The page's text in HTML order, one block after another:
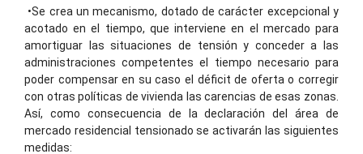
•Se crea un mecanismo, dotado de carácter excepcional y
acotado en el tiempo, que interviene en el mercado para
amortiguar las situaciones de tensión y conceder a las
administraciones competentes el tiempo necesario para
poder compensar en su caso el déficit de oferta o corregir
con otras políticas de vivienda las carencias de esas zonas.
Así, como consecuencia de la declaración del área de
mercado residencial tensionado se activarán las siguientes
medidas: